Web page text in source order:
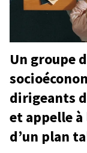
Un groupe
dirigeants
et appelle
d’un plan